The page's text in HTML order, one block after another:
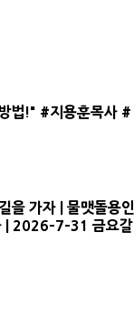
법!" #지용훈목사 #
을 가자 | 물맷돌용인
| 2026-7-31 금요갈